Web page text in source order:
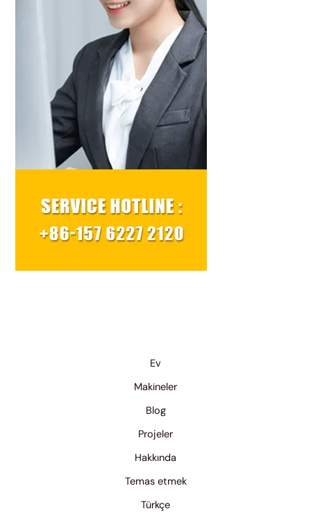
Ev
Makineler
Blog
Projeler
Hakkında
Temas etmek
Türkçe